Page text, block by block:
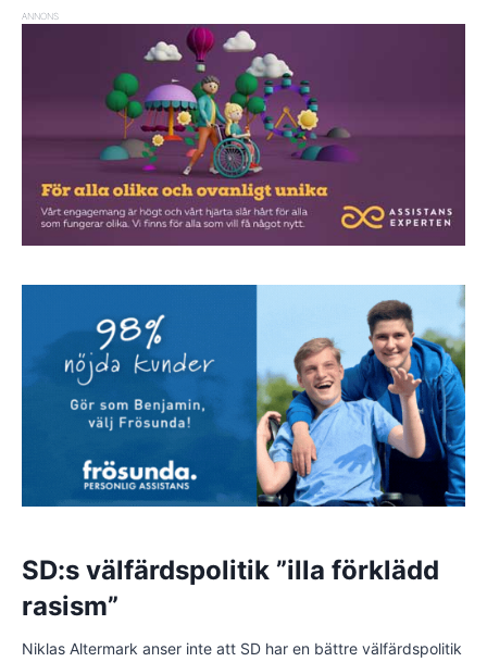
ANNONS
SD:s välfärdspolitik ”illa förklädd
rasism”
Niklas Altermark anser inte att SD har en bättre välfärdspolitik